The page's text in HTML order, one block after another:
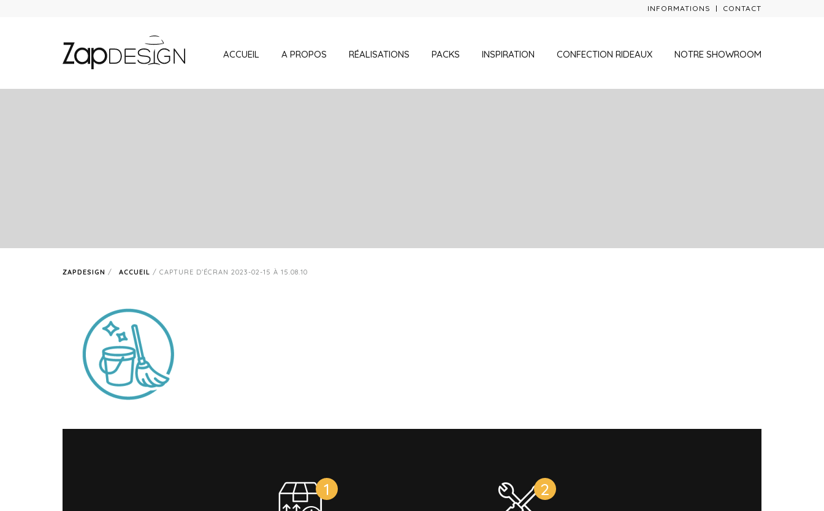
INFORMATIONS CONTACT
ACCUEIL A PROPOS RÉALISATIONS PACKS INSPIRATION CONFECTION RIDEAUX NOTRE SHOWROOM
ZAPDESIGN / ACCUEIL / CAPTURE D’ÉCRAN 2023-02-15 À 15.08.10